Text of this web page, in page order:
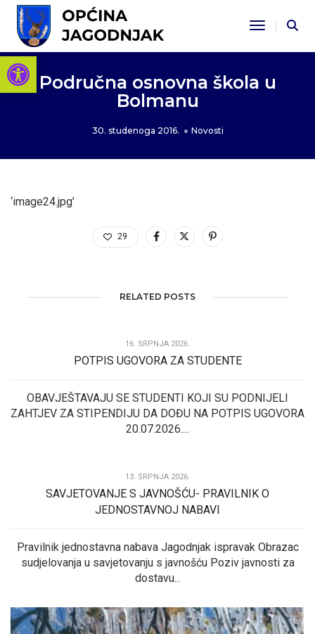
Open toolbar
Toggle
Područna osnovna škola u
Bolmanu
30. studenoga 2016. Novosti
‘image24.jpg’
29
RELATED POSTS
16. SRPNJA 2026.
POTPIS UGOVORA ZA STUDENTE
OBAVJEŠTAVAJU SE STUDENTI KOJI SU PODNIJELI
ZAHTJEV ZA STIPENDIJU DA DOĐU NA POTPIS UGOVORA
20.07.2026....
13. SRPNJA 2026.
SAVJETOVANJE S JAVNOŠĆU- PRAVILNIK O
JEDNOSTAVNOJ NABAVI
Pravilnik jednostavna nabava Jagodnjak ispravak Obrazac
sudjelovanja u savjetovanju s javnošću Poziv javnosti za
dostavu...